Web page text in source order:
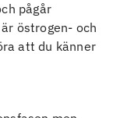
pågår
östrogen- och
att du känner